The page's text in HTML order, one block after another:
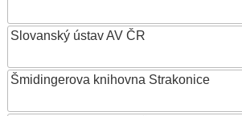
Slovanský ústav AV ČR
Šmidingerova knihovna Strakonice